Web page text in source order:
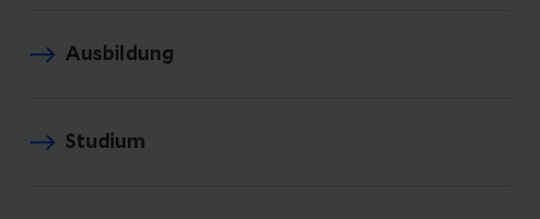
Ausbildung
Studium